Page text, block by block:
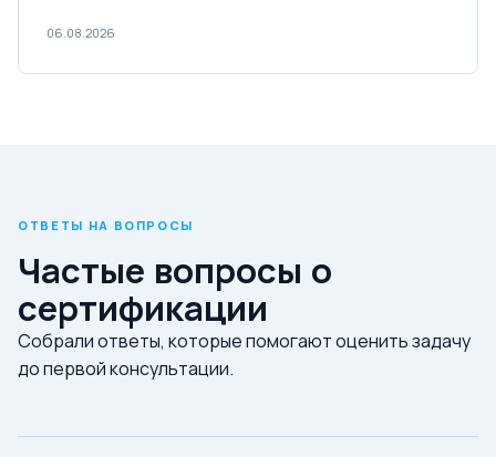
06.08.2026
ОТВЕТЫ НА ВОПРОСЫ
Частые вопросы о
сертификации
Собрали ответы, которые помогают оценить задачу
до первой консультации.